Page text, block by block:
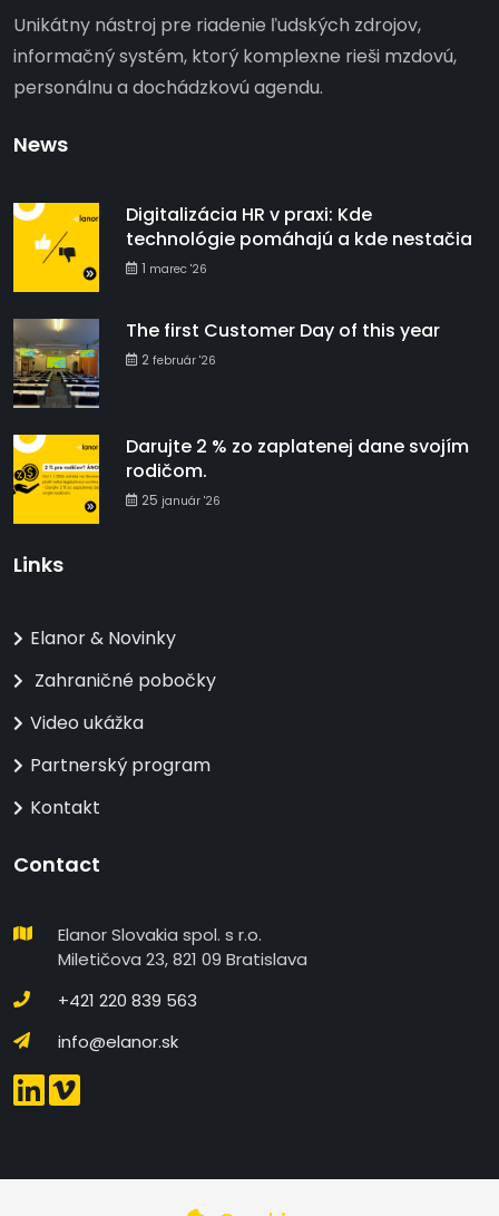
DETAILNÉ NASTAVENIE COOKIES
Unikátny nástroj pre riadenie ľudských zdrojov,
informačný systém, ktorý komplexne rieši mzdovú,
personálnu a dochádzkovú agendu.
News
Digitalizácia HR v praxi: Kde
technológie pomáhajú a kde nestačia
1 marec '26
The first Customer Day of this year
2 február '26
Darujte 2 % zo zaplatenej dane svojím
rodičom.
25 január '26
Links
Elanor & Novinky
Zahraničné pobočky
Video ukážka
Partnerský program
Kontakt
Contact
Elanor Slovakia spol. s r.o.
Miletičova 23, 821 09 Bratislava
+421 220 839 563
info@elanor.sk